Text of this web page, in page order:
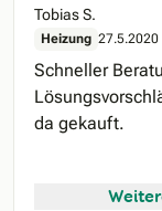
Tobias S.
Heizung 27.5.2020
Schneller
da gekauft.